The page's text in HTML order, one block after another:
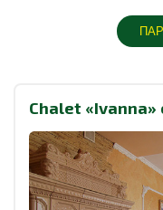
Chalet